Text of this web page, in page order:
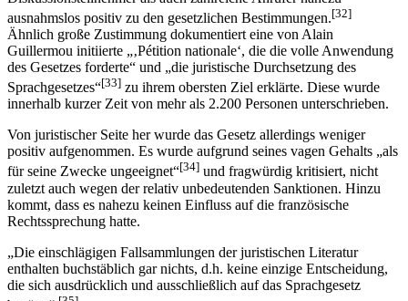
ausnahmslos positiv zu den gesetzlichen Bestimmungen.[32]
Ähnlich große Zustimmung dokumentiert eine von Alain
Guillermou initiierte „‚Pétition nationale‘, die die volle Anwendung
des Gesetzes forderte“ und „die juristische Durchsetzung des
Sprachgesetzes“[33] zu ihrem obersten Ziel erklärte. Diese wurde
innerhalb kurzer Zeit von mehr als 2.200 Personen unterschrieben.
Von juristischer Seite her wurde das Gesetz allerdings weniger
positiv aufgenommen. Es wurde aufgrund seines vagen Gehalts „als
für seine Zwecke ungeeignet“[34] und fragwürdig kritisiert, nicht
zuletzt auch wegen der relativ unbedeutenden Sanktionen. Hinzu
kommt, dass es nahezu keinen Einfluss auf die französische
Rechtssprechung hatte.
„Die einschlägigen Fallsammlungen der juristischen Literatur
enthalten buchstäblich gar nichts, d.h. keine einzige Entscheidung,
die sich ausdrücklich und ausschließlich auf das Sprachgesetz